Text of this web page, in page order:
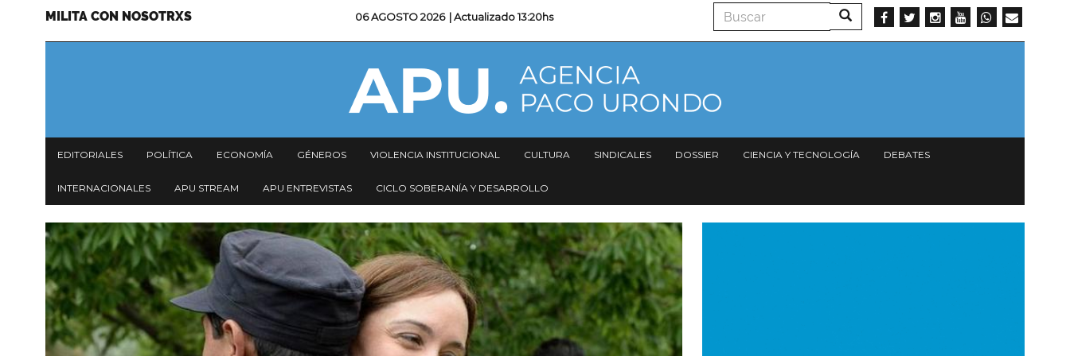
Menu
MILITA CON NOSOTRXS 06 AGOSTO 2026 | Actualizado13:20hs Buscar Buscar
Navegación
principal
EDITORIALES POLÍTICA ECONOMÍA GÉNEROS VIOLENCIA INSTITUCIONAL CULTURA SINDICALES DOSSIER CIENCIA Y TECNOLOGÍA DEBATES
INTERNACIONALES APU STREAM APU ENTREVISTAS CICLO SOBERANÍA Y DESARROLLO
Imagen